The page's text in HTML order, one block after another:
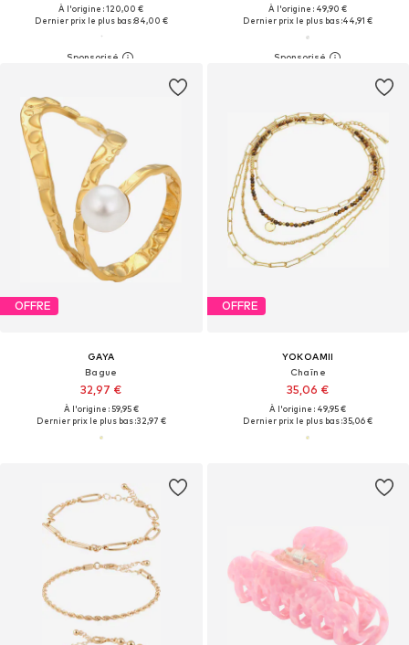
À l'origine : 120,00 €
Dernier prix le plus bas :84,00 €
À l'origine : 49,90 €
Dernier prix le plus bas :44,91 €
OFFRE
GAYA
Bague
32,97 €
À l'origine : 59,95 €
Dernier prix le plus bas :32,97 €
OFFRE
YOKOAMII
Chaîne
35,06 €
À l'origine : 49,95 €
Dernier prix le plus bas :35,06 €